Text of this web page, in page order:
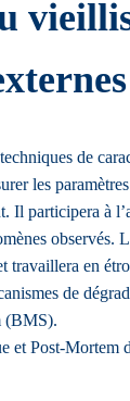
de
les
participera à
en
de
(BMS).
et Post-